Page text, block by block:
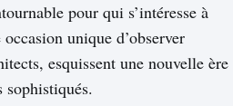
pour qui s’intéresse à
unique d’observer
esquissent une nouvelle ère